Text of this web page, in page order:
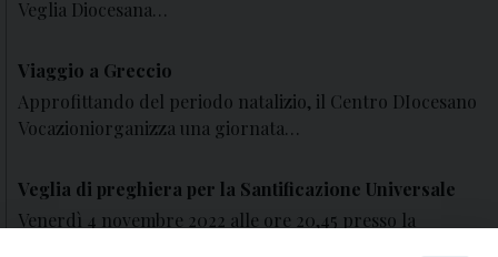
Veglia Diocesana…
Viaggio a Greccio
Approfittando del periodo natalizio, il Centro DIocesano
Vocazioniorganizza una giornata…
Veglia di preghiera per la Santificazione Universale
Venerdì 4 novembre 2022 alle ore 20,45 presso la